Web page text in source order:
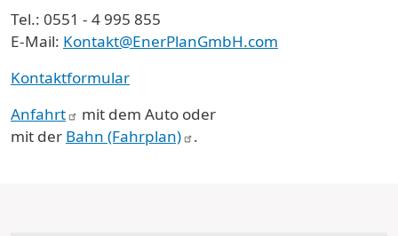
Tel.: 0551 - 4 995 855
E-Mail: Kontakt@EnerPlanGmbH.com
Kontaktformular
Anfahrt
mit dem Auto oder
mit der Bahn (Fahrplan) .